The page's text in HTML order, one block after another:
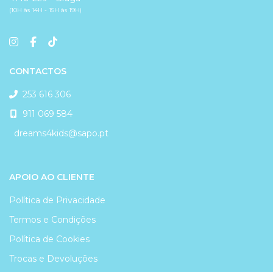
(10H às 14H - 15H às 19H)
CONTACTOS
253 616 306
911 069 584
dreams4kids@sapo.pt
APOIO AO CLIENTE
Política de Privacidade
Termos e Condições
Política de Cookies
Trocas e Devoluções